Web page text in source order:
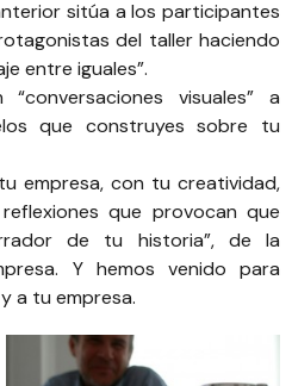
sitúa a los participantes
del taller haciendo
entre iguales”.
visuales” a
que construyes sobre tu
empresa, con tu creatividad,
que provocan que
de tu historia”, de la
Y hemos venido para
a tu empresa.